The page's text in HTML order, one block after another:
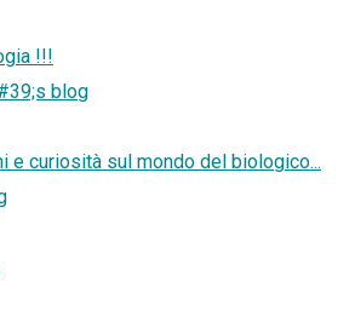
!!!
blog
e curiosità sul mondo del biologico...